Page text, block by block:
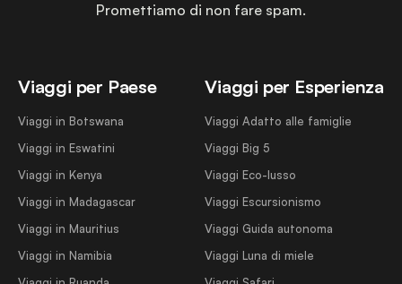
Viaggi per Paese
Viaggi in Botswana
Viaggi in Eswatini
Viaggi in Kenya
Viaggi in Madagascar
Viaggi in Mauritius
Viaggi in Namibia
Viaggi per Esperienza
Viaggi Adatto alle famiglie
Viaggi Big 5
Viaggi Eco-lusso
Viaggi Escursionismo
Viaggi Guida autonoma
Viaggi Luna di miele
Promettiamo di non fare spam.